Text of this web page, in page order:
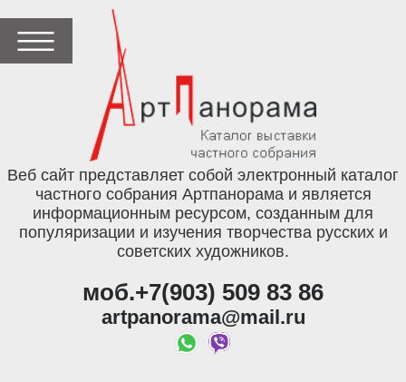
Веб сайт представляет собой электронный каталог
частного собрания Артпанорама и является
информационным ресурсом, созданным для
популяризации и изучения творчества русских и
советских художников.
моб.+7(903) 509 83 86
artpanorama@mail.ru